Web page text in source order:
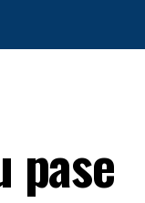
pase